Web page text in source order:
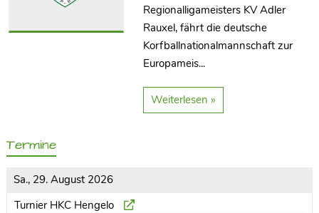
Regionalligameisters KV Adler
Rauxel, fährt die deutsche
Korfballnationalmannschaft zur
Europameis...
Weiterlesen »
Termine
Sa., 29. August 2026
Turnier HKC Hengelo